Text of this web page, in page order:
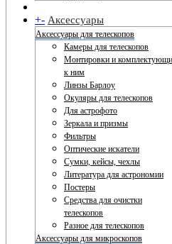
+- Аксессуары
Аксессуары для телескопов
Камеры для телескопов
Монтировки и
к ним
Линзы Барлоу
Окуляры для телескопов
Для астрофото
Зеркала и призмы
Фильтры
Оптические искатели
Сумки, кейсы, чехлы
Литература для астрономии
Постеры
Средства для очистки
телескопов
Разное для телескопов
Аксессуары для микроскопов